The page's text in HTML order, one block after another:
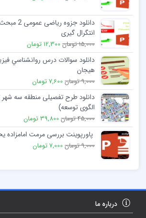
دانلود
انتگرال گیری
15,000 تومان 12,300 تومان
دانلود سوالات درس روانشناسي
هيجان
9,000 تومان 7,600 تومان
دانلود طرح تفصیلی منطقه سه شهر
الگوی توسعه)
45,000 تومان 39,800 تومان
پاورپوینت بررسی مرمت امامزاده
9,000 تومان 7,000 تومان
درباره ما